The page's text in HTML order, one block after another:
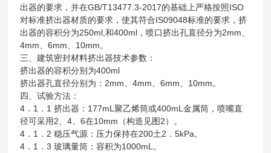
出器的要求，并在GB/T13477.3-2017的基础上严格按照ISO
对标准挤出器材质的要求，使其符合IS09048标准的要求，挤
出器的容积分为250ml,和400ml，喷口挤出孔直径分为2mm、
4mm、6mm、10mm。
三、建筑密封材料挤出器技术参数：
挤出器的容积分别为400ml
挤出器孔直径分别为：2mm、4mm、6mm、10mm。
四、试验方法：
4．1．1 挤出器：177mL聚乙烯筒或400mL金属筒，喷嘴直
径可采用2、4、6在10mm（构造见图2）。
4．1．2 稳压气源：压力保持在200土2．5kPa。
4．1．3 玻璃量筒：容积为1000mL。